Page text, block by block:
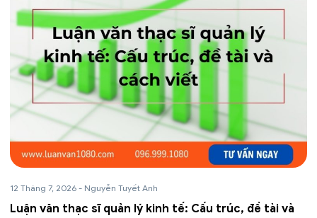
12 Tháng 7, 2026 - Nguyễn Tuyết Anh
Luận văn thạc sĩ quản lý kinh tế: Cấu trúc, đề tài và